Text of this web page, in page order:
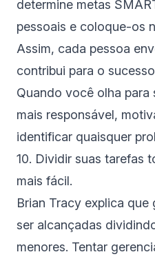
determine metas
pessoais e coloque-os
Assim, cada pessoa
contribui para o
Quando você olha
mais responsável,
identificar quaisquer
10. Dividir suas tarefas
mais fácil.
Brian Tracy explica que
ser alcançadas
menores. Tentar